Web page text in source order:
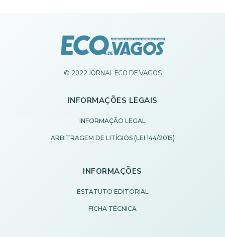
© 2022 JORNAL ECO DE VAGOS
INFORMAÇÕES LEGAIS
INFORMAÇÃO LEGAL
ARBITRAGEM DE LITÍGIOS (LEI 144/2015)
INFORMAÇÕES
ESTATUTO EDITORIAL
FICHA TÉCNICA